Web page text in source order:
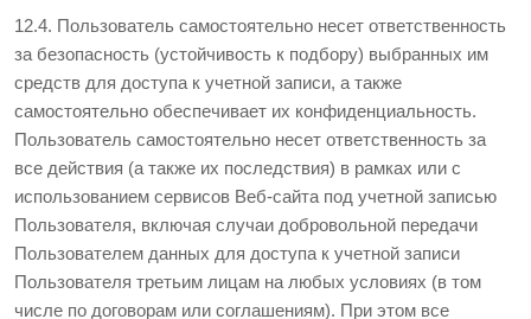
12.4. Пользователь самостоятельно несет ответственность
за безопасность (устойчивость к подбору) выбранных им
средств для доступа к учетной записи, а также
самостоятельно обеспечивает их конфиденциальность.
Пользователь самостоятельно несет ответственность за
все действия (а также их последствия) в рамках или с
использованием сервисов Веб-сайта под учетной записью
Пользователя, включая случаи добровольной передачи
Пользователем данных для доступа к учетной записи
Пользователя третьим лицам на любых условиях (в том
числе по договорам или соглашениям). При этом все